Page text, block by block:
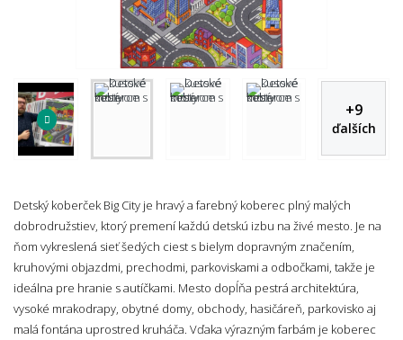
+9
ďalších
Detský koberček Big City je hravý a farebný koberec plný malých
dobrodružstiev, ktorý premení každú detskú izbu na živé mesto. Je na
ňom vykreslená sieť šedých ciest s bielym dopravným značením,
kruhovými objazdmi, prechodmi, parkoviskami a odbočkami, takže je
ideálna pre hranie s autíčkami. Mesto dopĺňa pestrá architektúra,
vysoké mrakodrapy, obytné domy, obchody, hasičáreň, parkovisko aj
malá fontána uprostred kruháča. Vďaka výrazným farbám je koberec